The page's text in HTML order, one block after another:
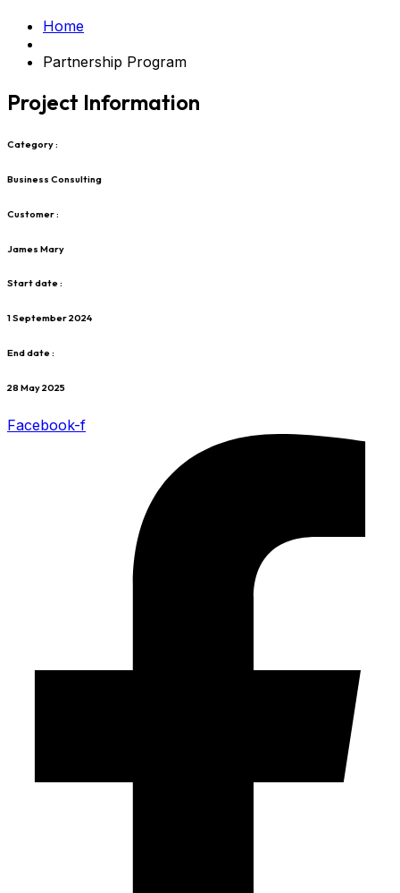
Home
Partnership Program
Project Information
Category :
Business Consulting
Customer :
James Mary
Start date :
1 September 2024
End date :
28 May 2025
Facebook-f